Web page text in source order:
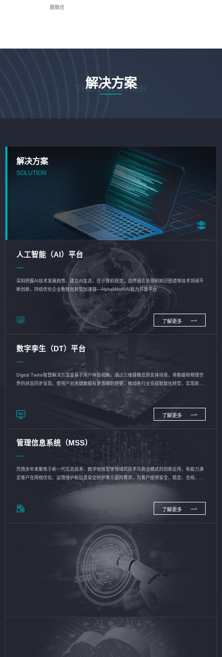
度融合
解决方案
THE SOLUTION
解决方案
SOLUTION
人工智能（AI）平台
深刻把握AI技术发展趋势，建立AI生态，在计算机视觉、自然语言处理和知识图谱等技术领域不
断创新，持续优化企业数智化转型加速器—AlphaMind®AI能力开放平台
了解更多
数字孪生（DT）平台
Digital Twins智慧解决方案是基于用户体验视角，通过三维建模还原实体场景，将数据和物理世
界的状态同步呈现，使用户对关键数据有更直观的感受，推动各行业完成智能化转型，实现新旧
了解更多
管理信息系统（MSS）
凭借多年来聚焦于新一代信息技术、数字化转型等领域的技术与商业模式的创新应用，有能力满
足客户在网络优化、运营维护和信息安全防护等方面的需求，为客户提供安全、稳定、合规、持
了解更多